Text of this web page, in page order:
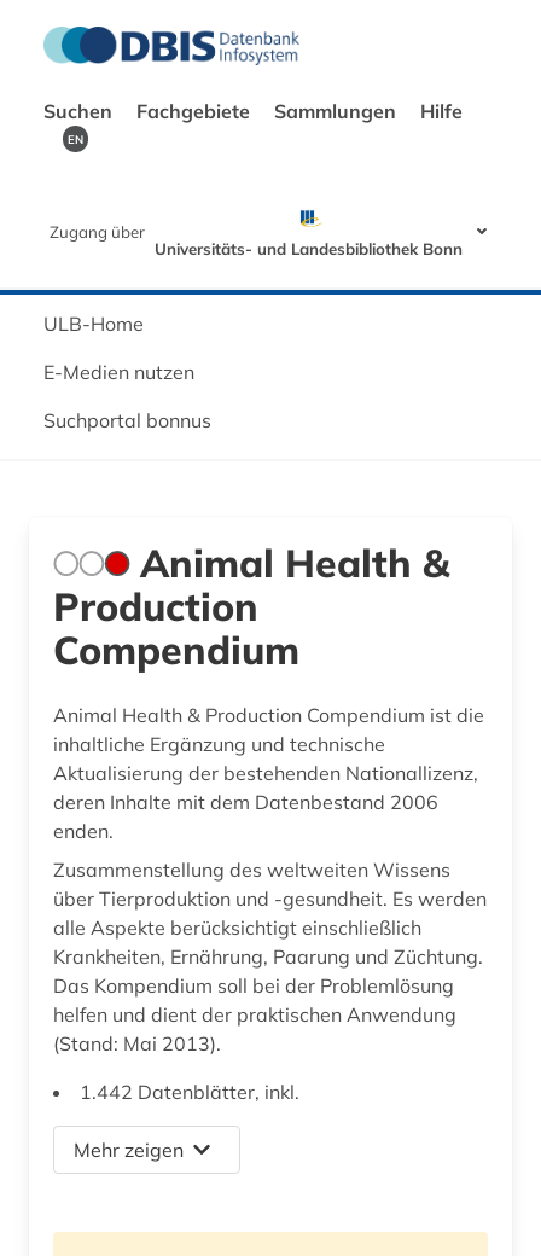
Suchen Fachgebiete Sammlungen Hilfe
EN
Zugang über
Universitäts- und Landesbibliothek Bonn
ULB-Home
E-Medien nutzen
Suchportal bonnus
Animal Health &
Production
Compendium
Animal Health & Production Compendium ist die
inhaltliche Ergänzung und technische
Aktualisierung der bestehenden Nationallizenz,
deren Inhalte mit dem Datenbestand 2006
enden.
Zusammenstellung des weltweiten Wissens
über Tierproduktion und -gesundheit. Es werden
alle Aspekte berücksichtigt einschließlich
Krankheiten, Ernährung, Paarung und Züchtung.
Das Kompendium soll bei der Problemlösung
helfen und dient der praktischen Anwendung
(Stand: Mai 2013).
1.442 Datenblätter, inkl.
Mehr zeigen